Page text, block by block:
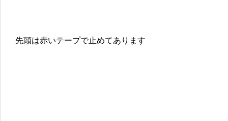
先頭は赤いテープで止めてあります